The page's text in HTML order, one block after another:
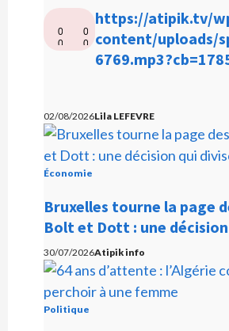
u
r
a
u
d
i
0
0
0
0
https://atipik.tv/
content/uploads/
02/08/2026Lila LEFEVRE
Économie
Bruxelles tourne la page
Bolt et Dott : une
30/07/2026Atipik info
Politique